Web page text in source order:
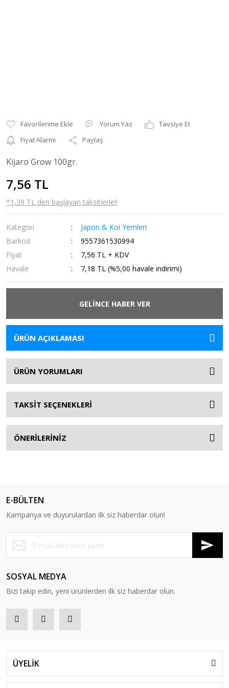
Yorum Yaz
Tavsiye Et
Fiyat Alarmı
Paylaş
Kijaro Grow 100gr.
7,56 TL
*1,39 TL den başlayan taksitlerle!!
Kategori
Japon & Koi Yemleri
Barkod
9557361530994
Fiyat
7,56 TL + KDV
Havale
7,18 TL (%5,00 havale indirimi)
GELİNCE HABER VER
ÜRÜN AÇIKLAMASI
ÜRÜN YORUMLARI
TAKSİT SEÇENEKLERİ
ÖNERİLERİNİZ
E-BÜLTEN
Kampanya ve duyurulardan ilk siz haberdar olun!
SOSYAL MEDYA
Bizi takip edin, yeni ürünlerden ilk siz haberdar olun.
ÜYELİK